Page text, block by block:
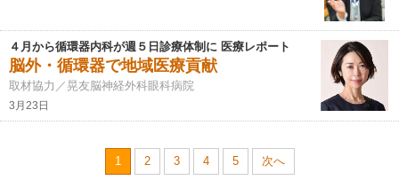
４月から循環器内科が週５日診療体制に 医療レポート
脳外・循環器で地域医療貢献
取材協力／晃友脳神経外科眼科病院
3月23日
1 2 3 4 5 次へ